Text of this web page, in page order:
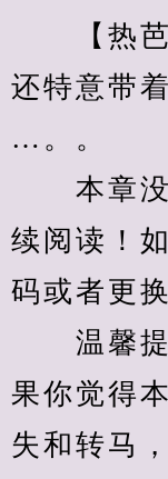
【热芭
还特意带
…。。
本章没
续阅读！
码或者更
温馨提
果你觉得
失和转马